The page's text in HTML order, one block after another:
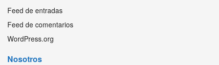
Feed de entradas
Feed de comentarios
WordPress.org
Nosotros